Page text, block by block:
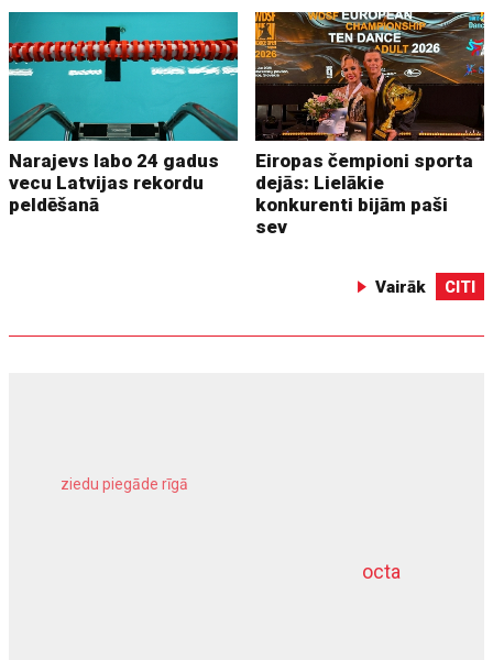
Narajevs labo 24 gadus
vecu Latvijas rekordu
peldēšanā
Eiropas čempioni sporta
dejās: Lielākie
konkurenti bijām paši
sev
Vairāk CITI
octa
ziedu piegāde rīgā
dziļurbums